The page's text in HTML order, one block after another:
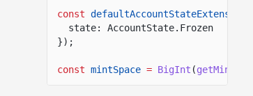
const defaultAccountStateExtension
state: AccountState.Frozen
});
const mintSpace = BigInt (getMintSize